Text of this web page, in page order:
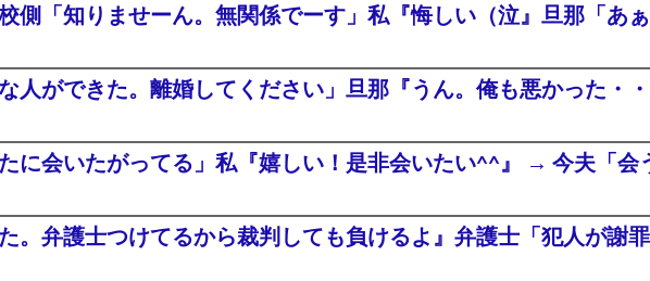
側「知りませーん。無関係でーす」私『悔しい（泣』旦那「あ
人ができた。離婚してください」旦那『うん。俺も悪かった・
に会いたがってる」私『嬉しい！是非会いたい^^』 → 今夫「会
。弁護士つけてるから裁判しても負けるよ』弁護士「犯人が謝